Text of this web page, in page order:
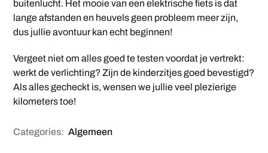
buitenlucht. Het mooie van een elektrische fiets is dat
lange afstanden en heuvels geen probleem meer zijn,
dus jullie avontuur kan echt beginnen!
Vergeet niet om alles goed te testen voordat je vertrekt:
werkt de verlichting? Zijn de kinderzitjes goed bevestigd?
Als alles gecheckt is, wensen we jullie veel plezierige
kilometers toe!
Categories: Algemeen